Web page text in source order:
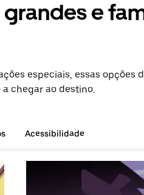
e
especiais, essas opções
chegar ao destino.
Acessibilidade